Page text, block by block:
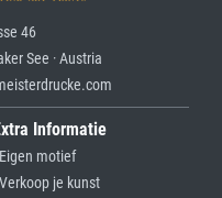
46
See · Austria
Informatie
Eigen motief
Verkoop je kunst